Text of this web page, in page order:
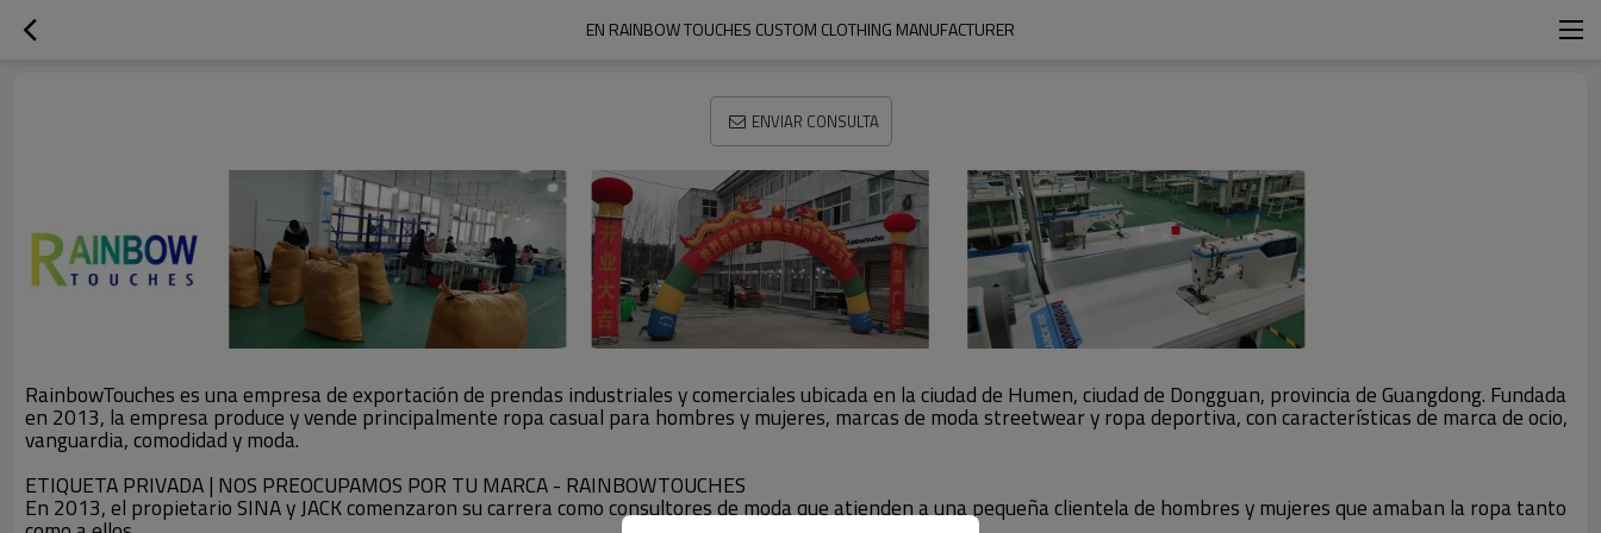
EN RAINBOW TOUCHES CUSTOM CLOTHING MANUFACTURER
ENVIAR CONSULTA
RainbowTouches es una empresa de exportación de prendas industriales y comerciales ubicada en la ciudad de Humen, ciudad de Dongguan, provincia de Guangdong. Fundada
en 2013, la empresa produce y vende principalmente ropa casual para hombres y mujeres, marcas de moda streetwear y ropa deportiva, con características de marca de ocio,
vanguardia, comodidad y moda.
ETIQUETA PRIVADA | NOS PREOCUPAMOS POR TU MARCA - RAINBOWTOUCHES
En 2013, el propietario SINA y JACK comenzaron su carrera como consultores de moda que atienden a una pequeña clientela de hombres y mujeres que amaban la ropa tanto